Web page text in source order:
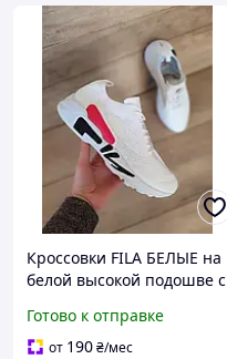
Кроссовки FILA БЕЛЫЕ на
белой высокой подошве с
текстиль
Готово к отправке
от 190₴/мес